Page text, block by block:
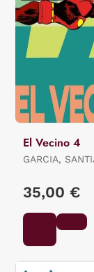
El Vecino 4
GARCIA,
35,00 €